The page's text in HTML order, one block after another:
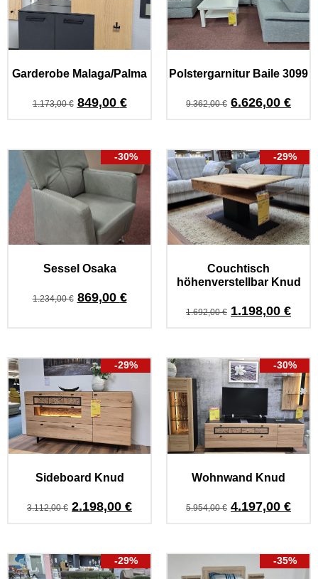
Garderobe Malaga/Palma
1.173,00€ 849,00 €
Polstergarnitur Baile 3099
9.362,00€ 6.626,00 €
-30%
Sessel Osaka
1.234,00€ 869,00 €
-29%
Couchtisch
höhenverstellbar Knud
1.692,00€ 1.198,00 €
-29%
Sideboard Knud
3.112,00€ 2.198,00 €
-30%
Wohnwand Knud
5.954,00€ 4.197,00 €
-29% -35%